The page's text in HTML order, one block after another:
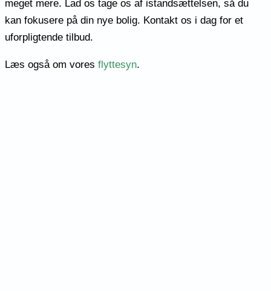
meget mere. Lad os tage os af istandsættelsen, så du
kan fokusere på din nye bolig. Kontakt os i dag for et
uforpligtende tilbud.
Læs også om vores flyttesyn.